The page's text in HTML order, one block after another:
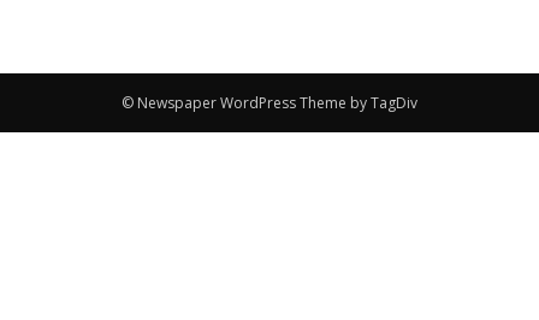
© Newspaper WordPress Theme by TagDiv